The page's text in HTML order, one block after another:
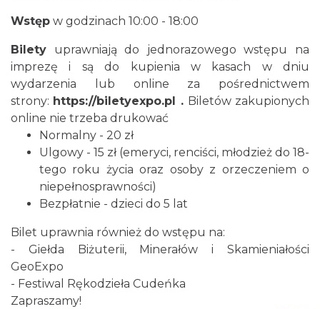
Cieszyn
2026-08-09
3.73 km
Cieszyn
Wstęp w godzinach 10:00 - 18:00
Bilety uprawniają do jednorazowego wstępu na
imprezę i są do kupienia w kasach w dniu
wydarzenia lub online za pośrednictwem
strony: https://biletyexpo.pl . Biletów zakupionych
online nie trzeba drukować
Normalny - 20 zł
Ulgowy - 15 zł (emeryci, renciści, młodzież do 18-
tego roku życia oraz osoby z orzeczeniem o
niepełnosprawności)
Bezpłatnie - dzieci do 5 lat
Bilet uprawnia również do wstępu na:
- Giełda Biżuterii, Minerałów i Skamieniałości
GeoExpo
- Festiwal Rękodzieła Cudeńka
Zapraszamy!